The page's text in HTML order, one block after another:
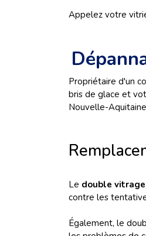
Appelez votre
Propriétaire d'un
bris de glace et
Nouvelle-Aquitaine
Le double vitrage
contre les
Également, le